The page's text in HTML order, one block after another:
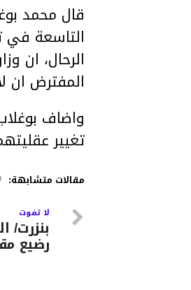
التاسعة في
الرحال، ان
المفترض ان
واضاف
تغيير
مقالات متشابهة:
لا تفوت
بنزرت/
رضيع